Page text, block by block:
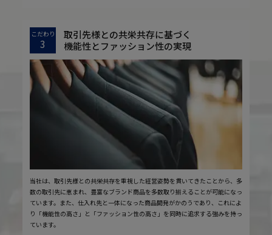
こだわり
3
取引先様との共栄共存に基づく
機能性とファッション性の実現
当社は、取引先様との共栄共存を重視した経営姿勢を貫いてきたことから、多
数の取引先に恵まれ、豊富なブランド商品を多数取り揃えることが可能になっ
ています。また、仕入れ先と一体になった商品開発がかのうであり、これによ
り「機能性の高さ」と「ファッション性の高さ」を同時に追求する強みを持っ
ています。